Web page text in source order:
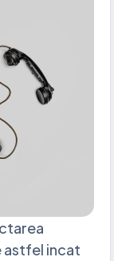
astfel incat